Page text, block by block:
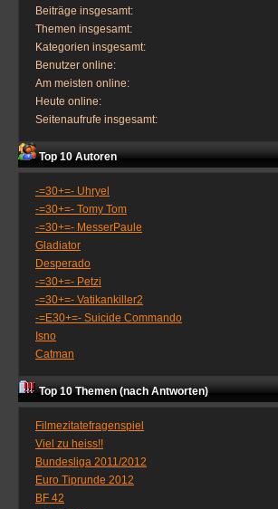
Beiträge insgesamt:
Themen insgesamt:
Kategorien insgesamt:
Benutzer online:
Am meisten online:
Heute online:
Seitenaufrufe insgesamt:
Top 10 Autoren
-=30+=- Uhryel
-=30+=- Tomy Tom
-=30+=- MesserPaule
Gladiator
Desperado
-=30+=- Petzi
-=30+=- Vatikankiller2
-=E30+=- Suicide Commando
Isno
Catman
Top 10 Themen (nach Antworten)
Filmezitatefragenspiel
Viel zu heiss!!
Bundesliga 2011/2012
Euro Tiprunde 2012
BF 42